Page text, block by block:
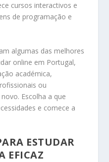
cursos interactivos e
de programação e
algumas das melhores
online em Portugal,
académica,
ou
Escolha a que
e comece a
ESTUDAR
EFICAZ